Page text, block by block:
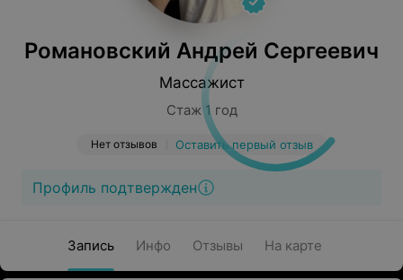
Романовский Андрей Сергеевич
Массажист
Стаж 1 год
Нет отзывов Оставить первый отзыв
Профиль подтвержден
Запись Инфо Отзывы На карте